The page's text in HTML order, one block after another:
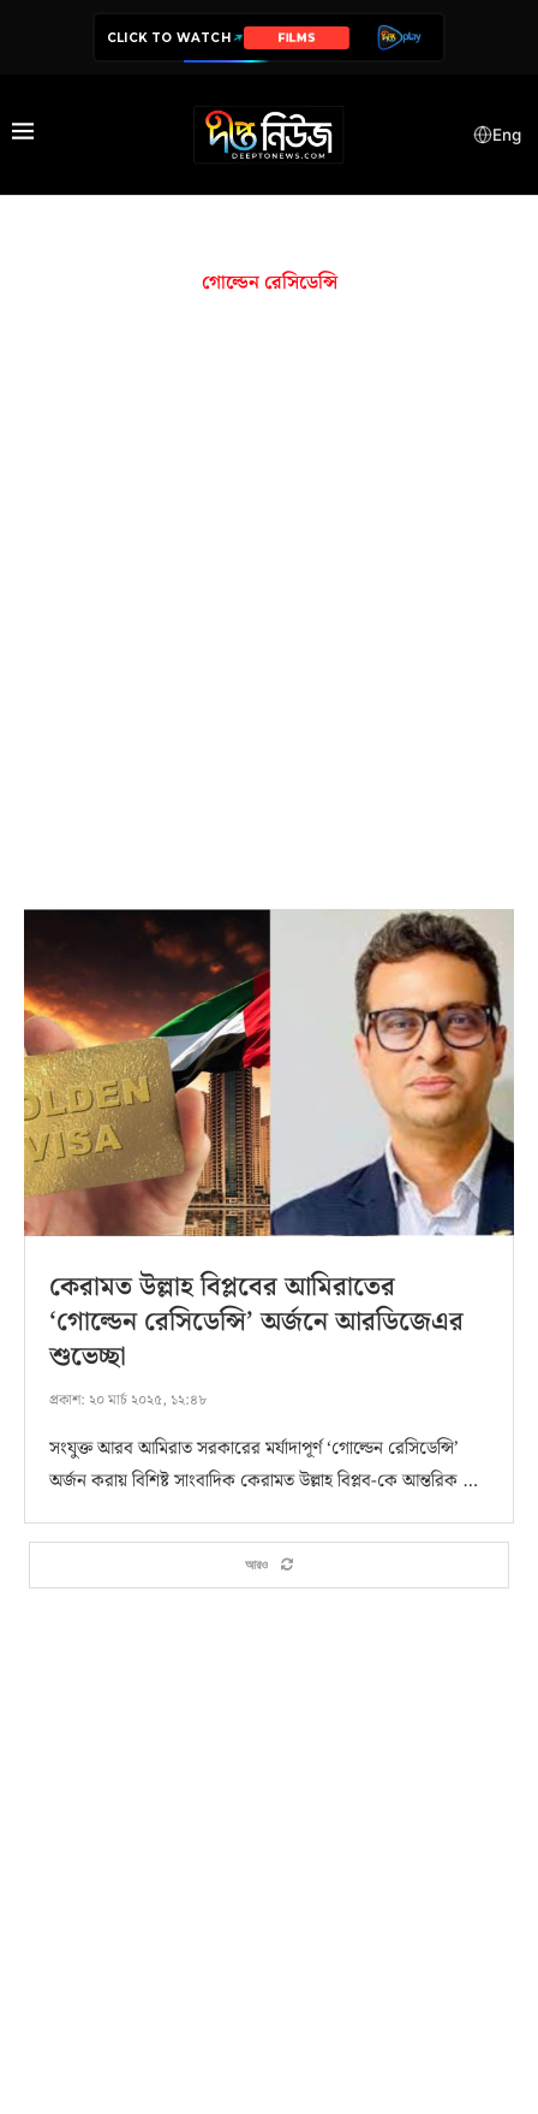
CLICK TO WATCH FILMS
Eng
গোল্ডেন রেসিডেন্সি
কেরামত উল্লাহ বিপ্লবের আমিরাতের
‘গোল্ডেন রেসিডেন্সি’ অর্জনে আরডিজেএর
শুভেচ্ছা
প্রকাশ: ২০ মার্চ ২০২৫, ১২:৪৮
সংযুক্ত আরব আমিরাত সরকারের মর্যাদাপূর্ণ ‘গোল্ডেন রেসিডেন্সি’
অর্জন করায় বিশিষ্ট সাংবাদিক কেরামত উল্লাহ বিপ্লব-কে আন্তরিক …
আরও